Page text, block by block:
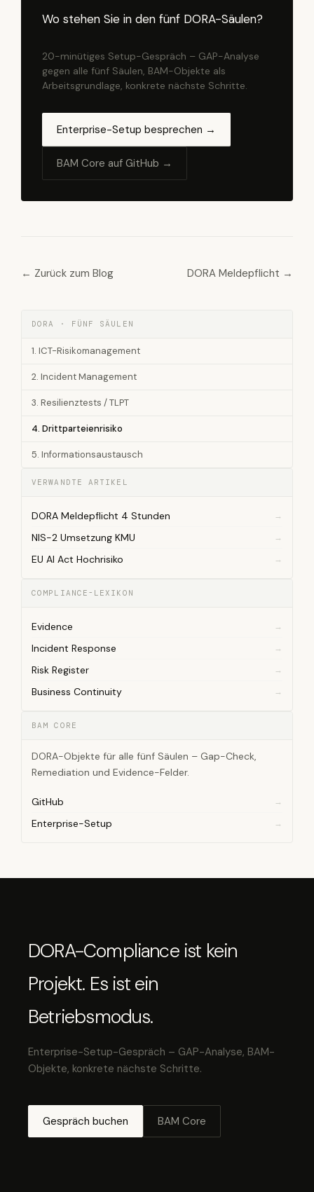
Wo stehen Sie in den fünf DORA-Säulen?
20-minütiges Setup-Gespräch – GAP-Analyse
gegen alle fünf Säulen, BAM-Objekte als
Arbeitsgrundlage, konkrete nächste Schritte.
Enterprise-Setup besprechen →
BAM Core auf GitHub →
← Zurück zum Blog DORA Meldepflicht →
DORA · FÜNF SÄULEN
1. ICT-Risikomanagement
2. Incident Management
3. Resilienztests / TLPT
4. Drittparteienrisiko
5. Informationsaustausch
VERWANDTE ARTIKEL
DORA Meldepflicht 4 Stunden
NIS-2 Umsetzung KMU
EU AI Act Hochrisiko
COMPLIANCE-LEXIKON
Evidence
Incident Response
Risk Register
Business Continuity
BAM CORE
DORA-Objekte für alle fünf Säulen – Gap-Check,
Remediation und Evidence-Felder.
GitHub
Enterprise-Setup
DORA-Compliance ist kein
Projekt. Es ist ein
Betriebsmodus.
Enterprise-Setup-Gespräch – GAP-Analyse, BAM-
Objekte, konkrete nächste Schritte.
Gespräch buchen BAM Core